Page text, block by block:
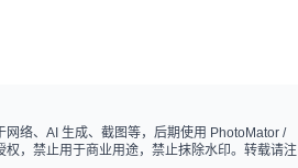
络、AI 生成、截图等，后期使用 PhotoMator /
，禁止用于商业用途，禁止抹除水印。转载请注